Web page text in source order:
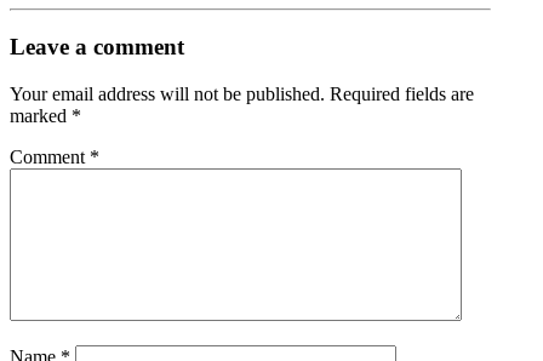
Leave a comment
Your email address will not be published. Required fields are
marked *
Comment *
Name *